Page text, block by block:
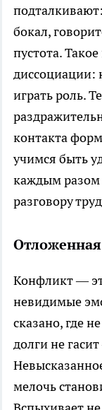
бокал,
пустота.
диссоциации:
играть роль.
контакта
учимся быть
каждым разом
разговору
Конфликт —
невидимые
сказано, где
долги не
мелочь